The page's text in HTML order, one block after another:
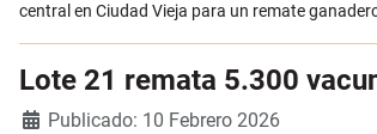
central en Ciudad Vieja para un remate
Lote 21 remata 5.300
DetallesPublicado: 10 Febrero 2026